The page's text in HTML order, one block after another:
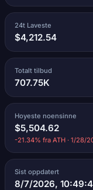
24t Laveste
$4,212.54
Totalt tilbud
707.75K
Hoyeste noensinne
$5,504.62
-21.34% fra ATH · 1/28/
Sist oppdatert
8/7/2026,